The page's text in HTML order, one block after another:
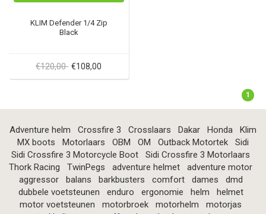
KLIM Defender 1/4 Zip
Black
€120,00 €108,00
1
Adventure helm Crossfire 3 Crosslaars Dakar Honda
Klim
MX boots
Motorlaars OBM OM Outback Motortek
Sidi
Sidi Crossfire 3 Motorcycle Boot
Sidi Crossfire 3 Motorlaars
Thork Racing
TwinPegs adventure helmet
adventure motor
aggressor
balans barkbusters comfort dames
dmd
dubbele voetsteunen
enduro ergonomie helm
helmet
motor voetsteunen
motorbroek motorhelm
motorjas